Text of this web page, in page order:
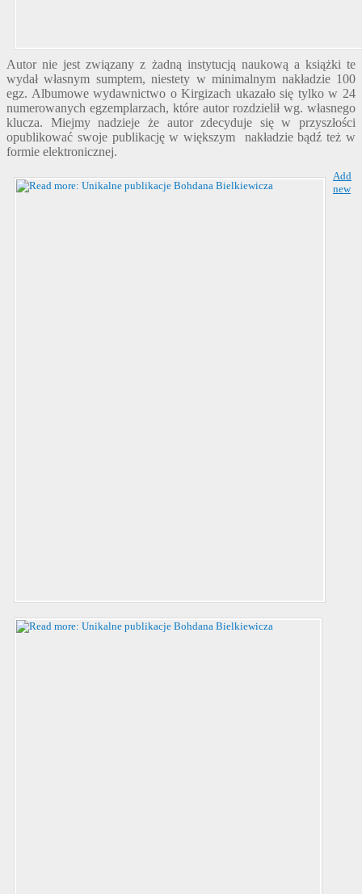
Autor nie jest związany z żadną instytucją naukową a książki te
wydał własnym sumptem, niestety w minimalnym nakładzie 100
egz. Albumowe wydawnictwo o Kirgizach ukazało się tylko w 24
numerowanych egzemplarzach, które autor rozdzielił wg. własnego
klucza. Miejmy nadzieje że autor zdecyduje się w przyszłości
opublikować swoje publikację w większym nakładzie bądź też w
formie elektronicznej.
Add
new